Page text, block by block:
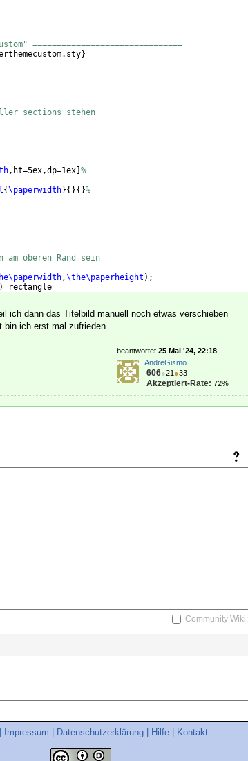
===============================
}
sections stehen
,ht=5ex,dp=1ex %
{\paperwidth}{ }{ }%
oberen Rand sein
,\the\paperheight ) ;
)
rectangle
ich dann das Titelbild manuell noch etwas verschieben
bin ich erst mal zufrieden.
beantwortet 25 Mai '24, 22:18
AndreGismo
606●21 ●33
Akzeptiert-Rate: 72%
Community Wiki:
Impressum Datenschutzerklärung Hilfe Kontakt